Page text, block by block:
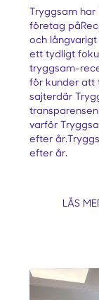
Tryggsam
företag
och
ett tydligt
tryggsam-
för kunder att
sajterdär
varför
efter
efter år.‍
LÄS